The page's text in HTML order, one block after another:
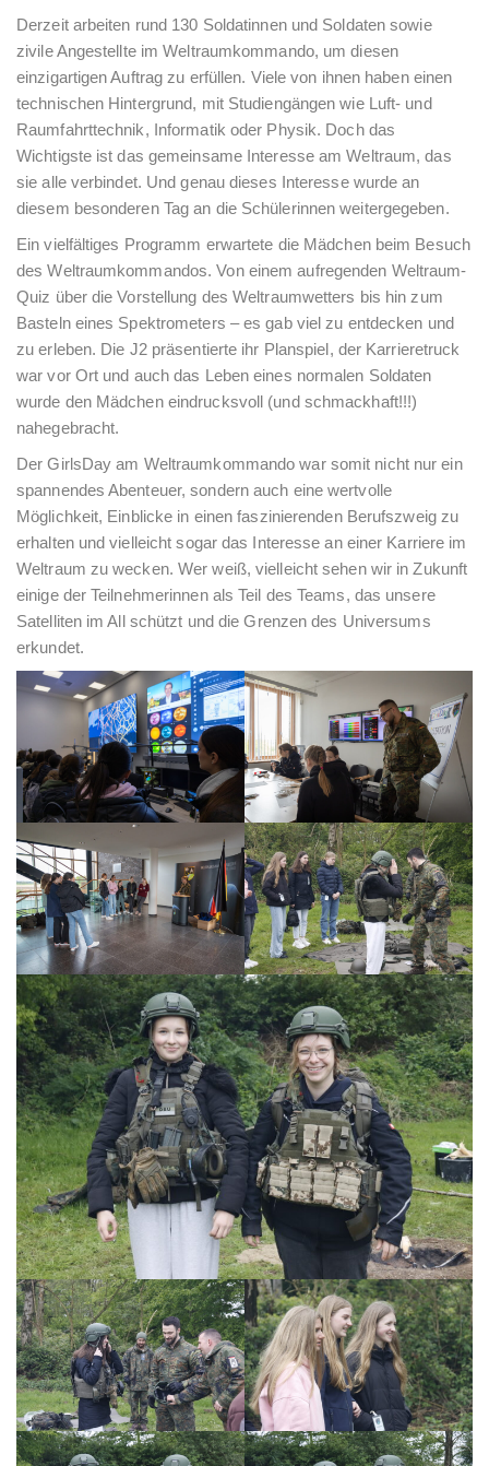
Derzeit arbeiten rund 130 Soldatinnen und Soldaten sowie
zivile Angestellte im Weltraumkommando, um diesen
einzigartigen Auftrag zu erfüllen. Viele von ihnen haben einen
technischen Hintergrund, mit Studiengängen wie Luft- und
Raumfahrttechnik, Informatik oder Physik. Doch das
Wichtigste ist das gemeinsame Interesse am Weltraum, das
sie alle verbindet. Und genau dieses Interesse wurde an
diesem besonderen Tag an die Schülerinnen weitergegeben.
Ein vielfältiges Programm erwartete die Mädchen beim Besuch
des Weltraumkommandos. Von einem aufregenden Weltraum-
Quiz über die Vorstellung des Weltraumwetters bis hin zum
Basteln eines Spektrometers – es gab viel zu entdecken und
zu erleben. Die J2 präsentierte ihr Planspiel, der Karrieretruck
war vor Ort und auch das Leben eines normalen Soldaten
wurde den Mädchen eindrucksvoll (und schmackhaft!!!)
nahegebracht.
Der GirlsDay am Weltraumkommando war somit nicht nur ein
spannendes Abenteuer, sondern auch eine wertvolle
Möglichkeit, Einblicke in einen faszinierenden Berufszweig zu
erhalten und vielleicht sogar das Interesse an einer Karriere im
Weltraum zu wecken. Wer weiß, vielleicht sehen wir in Zukunft
einige der Teilnehmerinnen als Teil des Teams, das unsere
Satelliten im All schützt und die Grenzen des Universums
erkundet.